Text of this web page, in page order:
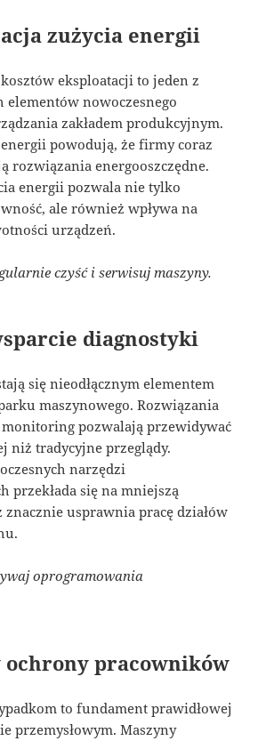
zużycia energii
eksploatacji to jeden z
elementów nowoczesnego
zakładem produkcyjnym.
powodują, że firmy coraz
rozwiązania energooszczędne.
energii pozwala nie tylko
ale również wpływa na
urządzeń.
czyść i serwisuj maszyny.
diagnostyki
się nieodłącznym elementem
maszynowego. Rozwiązania
pozwalają przewidywać
niż tradycyjne przeglądy.
narzędzi
przekłada się na mniejszą
znacznie usprawnia pracę działów
oprogramowania
ochrony pracowników
to fundament prawidłowej
przemysłowym. Maszyny